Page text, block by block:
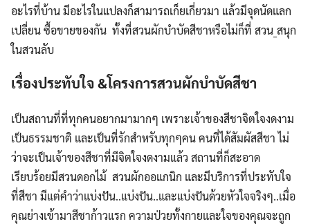
อะไรที่บ้าน มีอะไรในแปลงก็สามารถเก็ยเกี่ยวมา แล้วมีจุดนัดแลก
เปลี่ยน ซื้อขายของกัน ทั้งที่สวนผักบำบัดสีชาหรือไม่ก็ที่​ สวน_สนุก
ในสวนลับ
เรื่องประทับใจ &โครงการสวนผักบำบัดสีชา
เป็นสถานที่ที่ทุกคนอยากมามากๆ เพราะเจ้าของสีชาจิตใจงดงาม
เป็นธรรมชาติ และเป็นที่รักสำหรับทุกๆคน คนที่ได้สัมผัสสีชา ไม่
ว่าจะเป็นเจ้าของสีชาที่มีจิตใจงดงามแล้ว สถานที่ก็สะอาด
เรียบร้อยมีสวนดอกไม้​ สวนผักออแกนิก และมีบริการที่ประทับใจ
ที่สีชา มีแต่คำว่าแบ่งปัน..แบ่งปัน..และแบ่งปันด้วยหัวใจจริงๆ..เมื่อ
คุณย่างเข้ามาสีชาก้าวแรก ความป่วยทั้งกายและใจของคุณจะถูก